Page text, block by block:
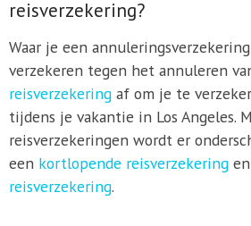
reisverzekering?
Waar je een
verzekeren tegen het annuleren
reisverzekeringaf om je te
tijdens je vakantie in Los Angeles.
reisverzekeringen wordt er
een kortlopende reisverzekeringen
reisverzekering.